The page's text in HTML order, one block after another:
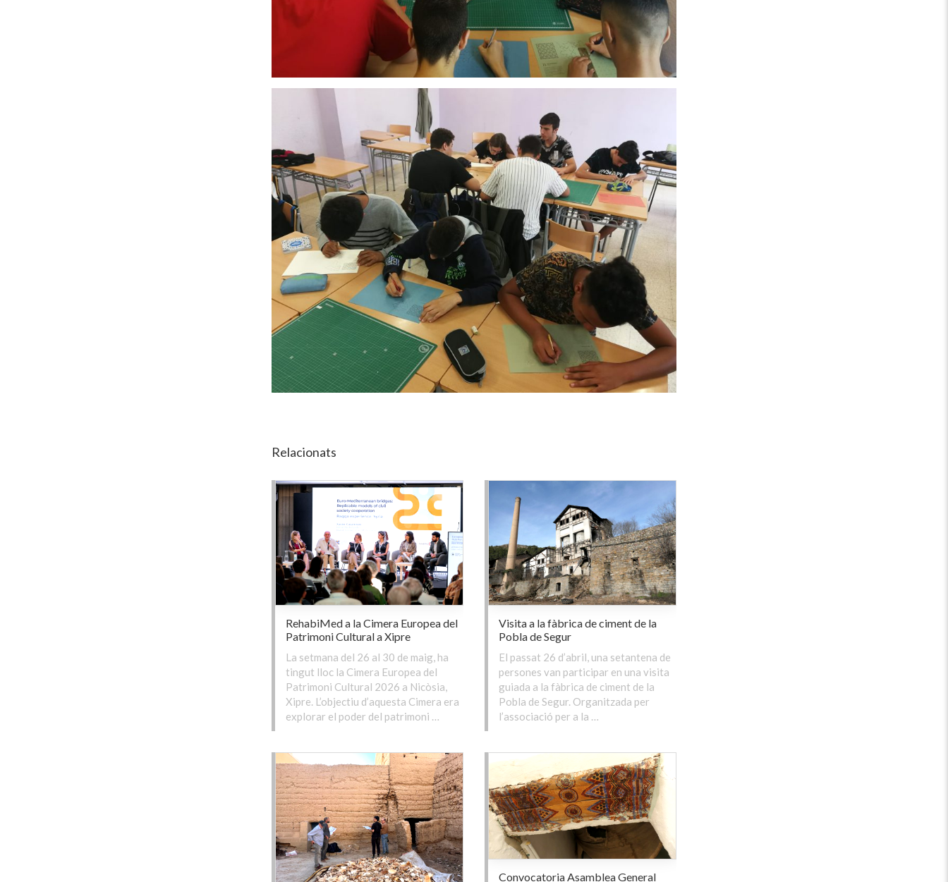
Relacionats
RehabiMed a la Cimera Europea del
Patrimoni Cultural a Xipre
La setmana del 26 al 30 de maig, ha
tingut lloc la Cimera Europea del
Patrimoni Cultural 2026 a Nicòsia,
Xipre. L’objectiu d’aquesta Cimera era
explorar el poder del patrimoni …
Visita a la fàbrica de ciment de la
Pobla de Segur
El passat 26 d’abril, una setantena de
persones van participar en una visita
guiada a la fàbrica de ciment de la
Pobla de Segur. Organitzada per
l’associació per a la …
Convocatoria Asamblea General